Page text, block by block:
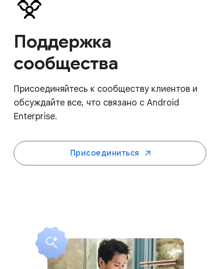
Поддержка
сообщества
Присоединяйтесь к сообществу клиентов и
обсуждайте все, что связано с Android
Enterprise.
Присоединиться